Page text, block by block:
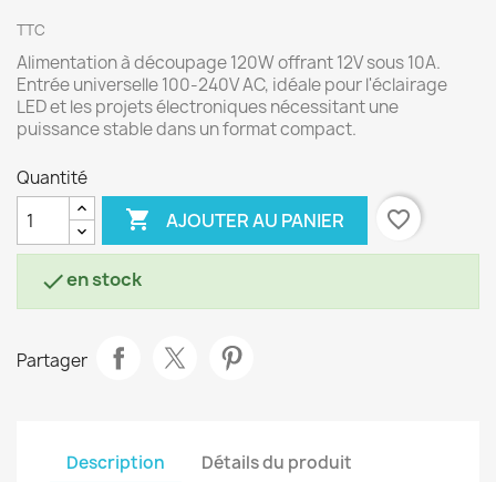
TTC
Alimentation à découpage 120W offrant 12V sous 10A.
Entrée universelle 100-240V AC, idéale pour l'éclairage
LED et les projets électroniques nécessitant une
puissance stable dans un format compact.
Quantité
 AJOUTER AU PANIER favorite_border
en stock
Partager
Description Détails du produit